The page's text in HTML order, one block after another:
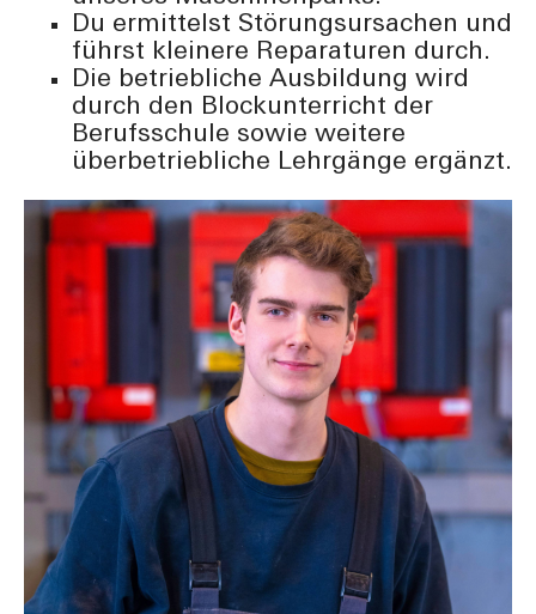
Du ermittelst Störungsursachen und
führst kleinere Reparaturen durch.
Die betriebliche Ausbildung wird
durch den Blockunterricht der
Berufsschule sowie weitere
überbetriebliche Lehrgänge ergänzt.